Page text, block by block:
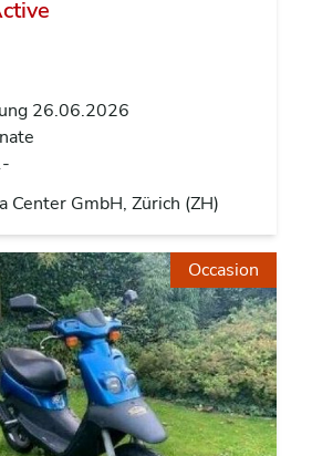
26.06.2026
Center GmbH, Zürich (ZH)
Occasion